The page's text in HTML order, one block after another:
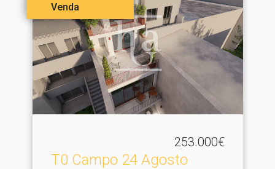
Venda
253.000€
T0 Campo 24 Agosto